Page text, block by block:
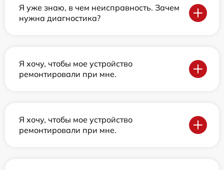
Я уже знаю, в чем неисправность. Зачем
нужна диагностика?
Я хочу, чтобы мое устройство
ремонтировали при мне.
Я хочу, чтобы мое устройство
ремонтировали при мне.